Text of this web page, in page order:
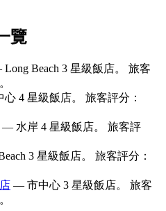
覽
Beach 3 星級飯店。 旅客
4 星級飯店。 旅客評分：
— 水岸 4 星級飯店。 旅客評
3 星級飯店。 旅客評分：
— 市中心 3 星級飯店。 旅客